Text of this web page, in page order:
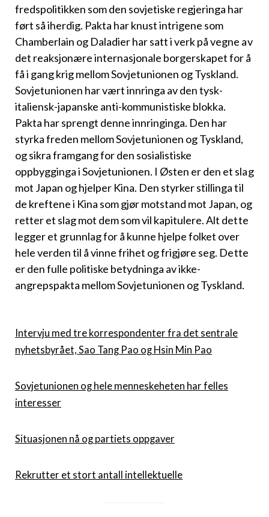
fredspoli­tikken som den sovjetiske regjeringa har
ført så iherdig. Pakta har knust intrigene som
Chamberlain og Daladier har satt i verk på vegne av
det reaksjonære internasjonale borgerskapet for å
få i gang krig mellom Sovjetunionen og Tyskland.
Sovjetunionen har vært innringa av den tysk-
italiensk-japanske anti-kommunistiske blokka.
Pakta har sprengt denne innringinga. Den har
styrka freden mellom Sovjetunio­nen og Tyskland,
og sikra framgang for den sosialistiske
oppbygginga i Sovjetunionen. I Østen er den et slag
mot Japan og hjelper Kina. Den styrker stillinga til
de kreftene i Kina som gjør motstand mot Japan, og
retter et slag mot dem som vil kapitulere. Alt dette
legger et grunnlag for å kunne hjelpe folket over
hele verden til å vinne frihet og frigjøre seg. Dette
er den fulle politiske betydninga av ikke-
angrepspakta mel­lom Sovjetunionen og Tyskland.
Intervju med tre korrespondenter fra det sentrale
nyhetsbyrået, Sao Tang Pao og Hsin Min Pao
Sovjetunionen og hele menneskeheten har felles
interesser
Situasjonen nå og partiets oppgaver
Rekrutter et stort antall intellektuelle